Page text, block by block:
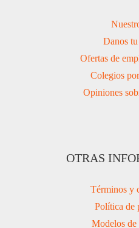
Danos
Ofertas de
Colegios
Opiniones
OTRAS
Términos y
Política de
Modelos